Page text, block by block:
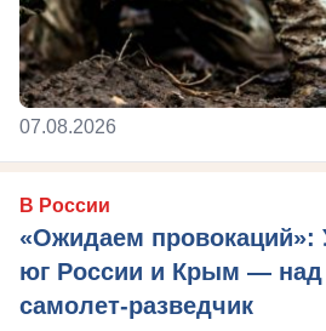
07.08.2026
В России
«Ожидаем провокаций»:
юг России и Крым — над
самолет-разведчик